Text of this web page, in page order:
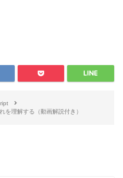
を理解する（動画解説付き）